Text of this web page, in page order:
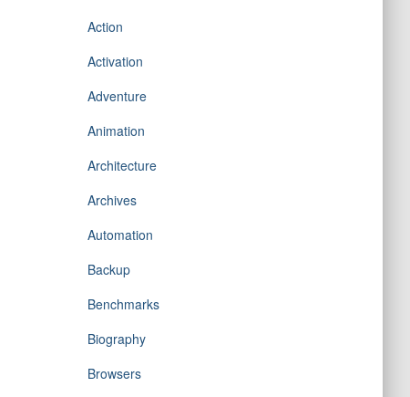
Action
Activation
Adventure
Animation
Architecture
Archives
Automation
Backup
Benchmarks
Biography
Browsers